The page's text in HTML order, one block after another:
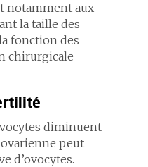
notamment aux
la taille des
fonction des
chirurgicale
diminuent
ovarienne peut
d’ovocytes.